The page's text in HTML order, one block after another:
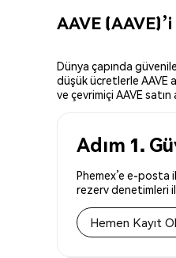
AAVE
Dünya çapında
düşük ücretlerle AAVE
ve çevrimiçi AAVE
Adım 1.
Phemex’e e-posta
rezerv denetimleri
Hemen Kayıt Ol